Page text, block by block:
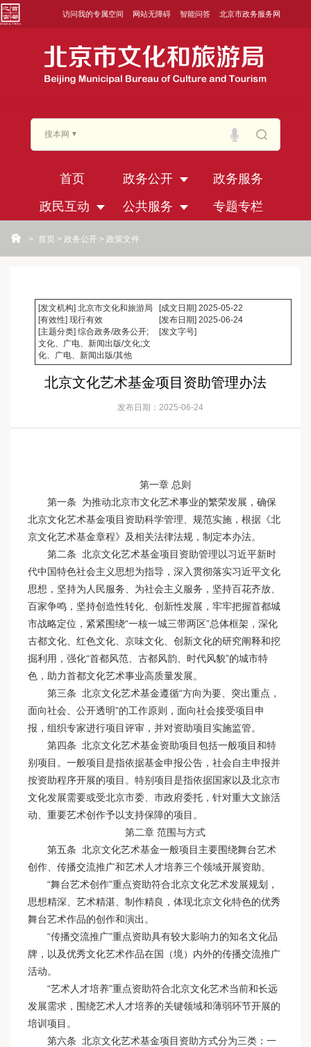
访问我的专属空间 网站无障碍 智能问答 北京市政务服务网
搜本网
首页 政务公开
政务服务
政民互动
公共服务 专题专栏
> 首页 > 政务公开 > 政策文件
[发文机构] 北京市文化和旅游局
[有效性] 现行有效
[主题分类] 综合政务/政务公开;
文化、广电、新闻出版/文化;文
化、广电、新闻出版/其他
[成文日期] 2025-05-22
[发布日期] 2025-06-24
[发文字号]
北京文化艺术基金项目资助管理办法
发布日期：2025-06-24
第一章 总则
第一条 为推动北京市文化艺术事业的繁荣发展，确保
北京文化艺术基金项目资助科学管理、规范实施，根据《北
京文化艺术基金章程》及相关法律法规，制定本办法。
第二条 北京文化艺术基金项目资助管理以习近平新时
代中国特色社会主义思想为指导，深入贯彻落实习近平文化
思想，坚持为人民服务、为社会主义服务，坚持百花齐放、
百家争鸣，坚持创造性转化、创新性发展，牢牢把握首都城
市战略定位，紧紧围绕“一核一城三带两区”总体框架，深化
古都文化、红色文化、京味文化、创新文化的研究阐释和挖
掘利用，强化“首都风范、古都风韵、时代风貌”的城市特
色，助力首都文化艺术事业高质量发展。
第三条 北京文化艺术基金遵循“方向为要、突出重点，
面向社会、公开透明”的工作原则，面向社会接受项目申
报，组织专家进行项目评审，并对资助项目实施监管。
第四条 北京文化艺术基金资助项目包括一般项目和特
别项目。一般项目是指依据基金申报公告，社会自主申报并
按资助程序开展的项目。特别项目是指依据国家以及北京市
文化发展需要或受北京市委、市政府委托，针对重大文旅活
动、重要艺术创作予以支持保障的项目。
第二章 范围与方式
第五条 北京文化艺术基金一般项目主要围绕舞台艺术
创作、传播交流推广和艺术人才培养三个领域开展资助。
“舞台艺术创作”重点资助符合北京文化艺术发展规划，
思想精深、艺术精湛、制作精良，体现北京文化特色的优秀
舞台艺术作品的创作和演出。
“传播交流推广”重点资助具有较大影响力的知名文化品
牌，以及优秀文化艺术作品在国（境）内外的传播交流推广
活动。
“艺术人才培养”重点资助符合北京文化艺术当前和长远
发展需求，围绕艺术人才培养的关键领域和薄弱环节开展的
培训项目。
第六条 北京文化艺术基金项目资助方式分为三类：一